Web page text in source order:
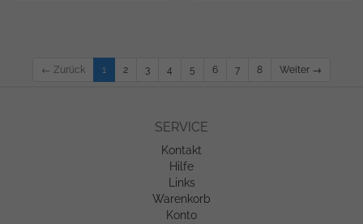
← Zurück 1 2 3 4 5 6 7 8 Weiter →
SERVICE
Kontakt
Hilfe
Links
Warenkorb
Konto